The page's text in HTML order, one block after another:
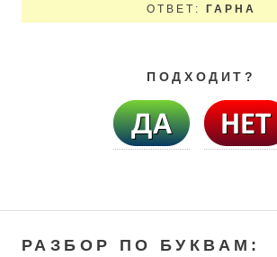
ОТВЕТ: ГАРНА
ПОДХОДИТ?
РАЗБОР ПО БУКВАМ: